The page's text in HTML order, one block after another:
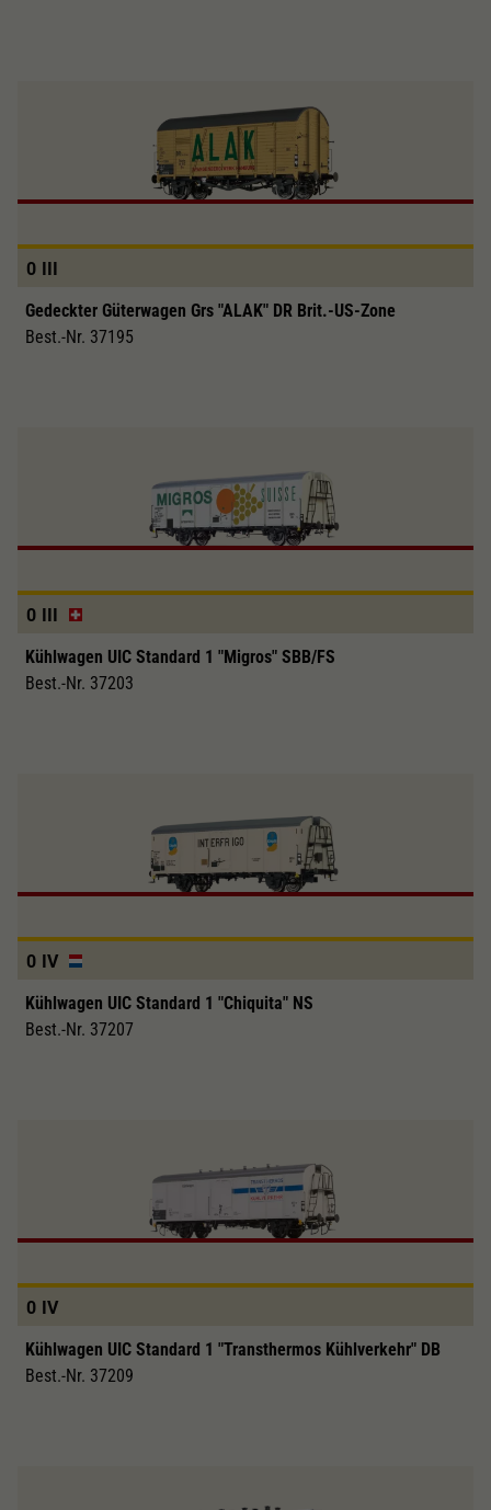
0 III
Gedeckter Güterwagen Grs "ALAK" DR Brit.-US-Zone
Best.-Nr. 37195
0 III
Kühlwagen UIC Standard 1 "Migros" SBB/FS
Best.-Nr. 37203
0 IV
Kühlwagen UIC Standard 1 "Chiquita" NS
Best.-Nr. 37207
0 IV
Kühlwagen UIC Standard 1 "Transthermos Kühlverkehr" DB
Best.-Nr. 37209